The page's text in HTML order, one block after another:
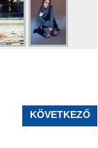
KÖVETKEZŐ